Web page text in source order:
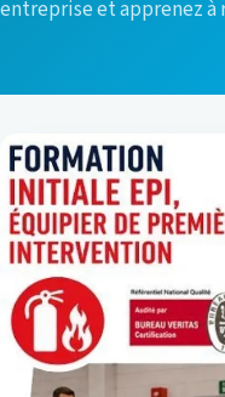
entreprise et apprenez à